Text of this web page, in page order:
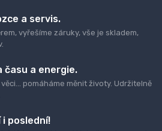
a servis.
vyřešíme záruky, vše je skladem,
času a energie.
pomáháme měnit životy. Udržitelně
i poslední!